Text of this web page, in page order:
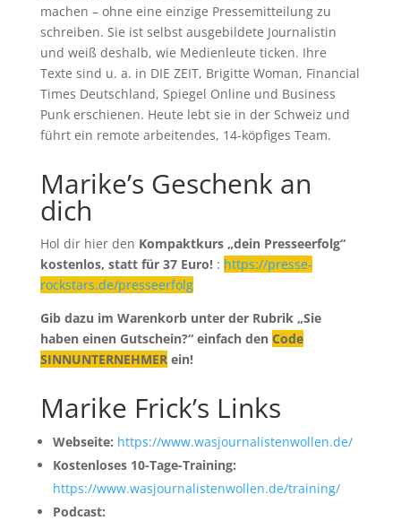
machen – ohne eine einzige Pressemitteilung zu
schreiben. Sie ist selbst ausgebildete Journalistin
und weiß deshalb, wie Medienleute ticken. Ihre
Texte sind u. a. in DIE ZEIT, Brigitte Woman, Financial
Times Deutschland, Spiegel Online und Business
Punk erschienen. Heute lebt sie in der Schweiz und
führt ein remote arbeitendes, 14-köpfiges Team.
Marike’s Geschenk an
dich
Hol dir hier den Kompaktkurs „dein Presseerfolg“
kostenlos, statt für 37 Euro!: https://presse-
rockstars.de/presseerfolg
Gib dazu im Warenkorb unter der Rubrik „Sie
haben einen Gutschein?“ einfach den Code
SINNUNTERNEHMERein!
Marike Frick’s Links
Webseite: https://www.wasjournalistenwollen.de/
Kostenloses 10-Tage-Training:
https://www.wasjournalistenwollen.de/training/
Podcast: